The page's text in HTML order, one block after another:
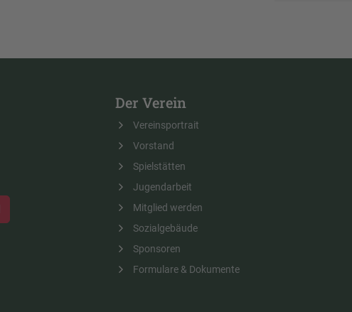
Der Verein
Vereinsportrait
Vorstand
Spielstätten
Jugendarbeit
Mitglied werden
Sozialgebäude
Sponsoren
Formulare & Dokumente